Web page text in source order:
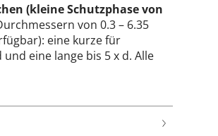
(kleine Schutzphase von
von 0.3 – 6.35
eine kurze für
eine lange bis 5 x d. Alle